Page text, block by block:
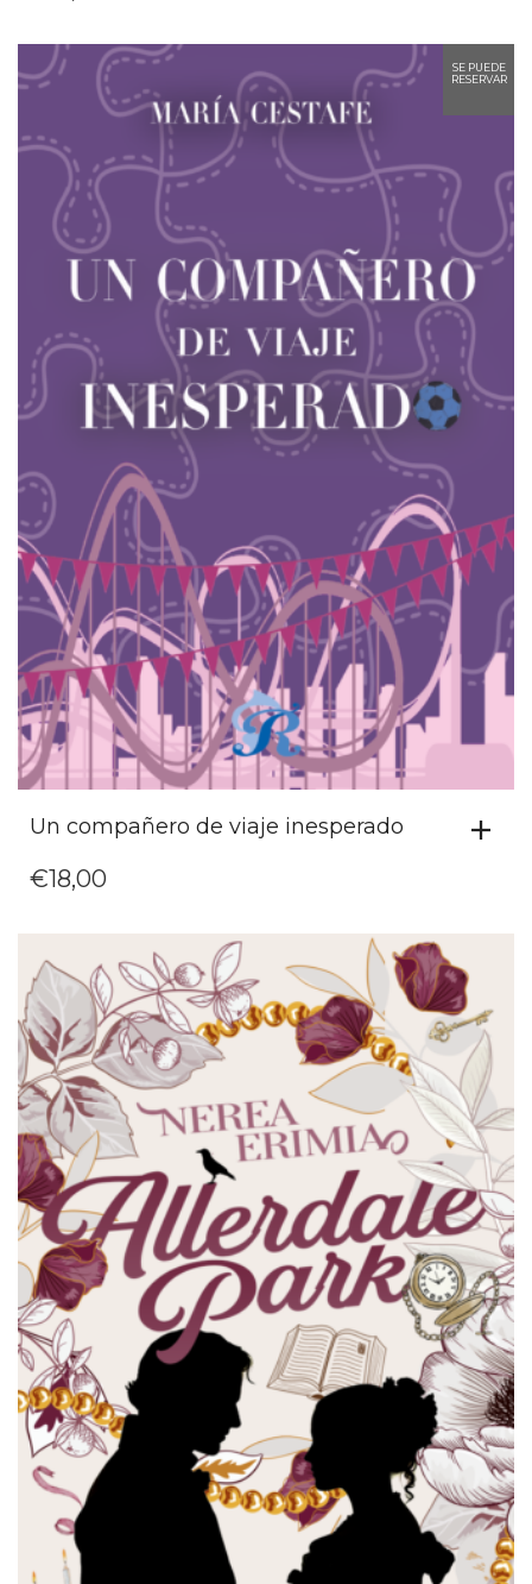
SE PUEDE
RESERVAR
Un compañero de viaje inesperado
€18,00